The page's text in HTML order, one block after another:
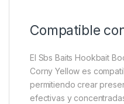
Compatible
El Sbs Baits Hookbait
Corny Yellow es
permitiendo crear
efectivas y